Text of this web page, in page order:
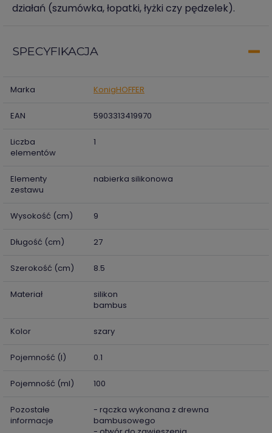
działań (szumówka, łopatki, łyżki czy pędzelek).
SPECYFIKACJA
Marka KonigHOFFER
EAN 5903313419970
Liczba
elementów
1
Elementy
zestawu
nabierka silikonowa
Wysokość (cm) 9
Długość (cm) 27
Szerokość (cm) 8.5
Materiał
silikon
bambus
Kolor szary
Pojemność (l) 0.1
Pojemność (ml) 100
Pozostałe
informacje
- rączka wykonana z drewna
bambusowego